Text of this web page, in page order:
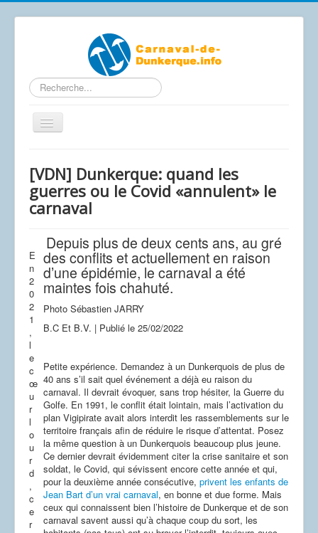
Rechercher
Basculer
la
Accueil
Articles
Le carnaval de A à Z
Photos / Vidéos
Les affiches
Dessins
[VDN] Dunkerque: quand les
guerres ou le Covid «annulent» le
carnaval
E
n
2
0
2
1
,
l
e
c
œ
u
r
l
o
u
r
d
,
c
e
r
Depuis plus de deux cents ans, au gré
des conflits et actuellement en raison
d’une épidémie, le carnaval a été
maintes fois chahuté.
Photo Sébastien JARRY
B.C Et B.V. | Publié le 25/02/2022
Petite expérience. Demandez à un Dunkerquois de plus de
40 ans s’il sait quel événement a déjà eu raison du
carnaval. Il devrait évoquer, sans trop hésiter, la Guerre du
Golfe. En 1991, le conflit était lointain, mais l’activation du
plan Vigipirate avait alors interdit les rassemblements sur le
territoire français afin de réduire le risque d’attentat. Posez
la même question à un Dunkerquois beaucoup plus jeune.
Ce dernier devrait évidemment citer la crise sanitaire et son
soldat, le Covid, qui sévissent encore cette année et qui,
pour la deuxième année consécutive, privent les enfants de
Jean Bart d’un vrai carnaval, en bonne et due forme. Mais
ceux qui connaissent bien l’histoire de Dunkerque et de son
carnaval savent aussi qu’à chaque coup du sort, les